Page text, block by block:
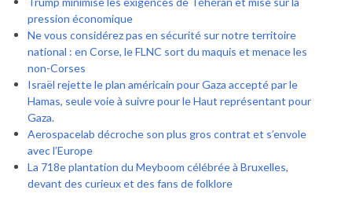
pression économique
Ne vous considérez pas en sécurité sur notre territoire
national : en Corse, le FLNC sort du maquis et menace les
non-Corses
Israël rejette le plan américain pour Gaza accepté par le
Hamas, seule voie à suivre pour le Haut représentant pour
Gaza.
Aerospacelab décroche son plus gros contrat et s’envole
avec l’Europe
La 718e plantation du Meyboom célébrée à Bruxelles,
devant des curieux et des fans de folklore